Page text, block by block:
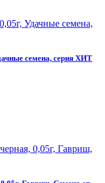
семена, серия ХИТ